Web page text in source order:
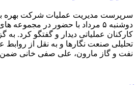
سرپرست مدیریت عملیات شرکت بهره
دوشنبه ۵ مرداد با حضور در
کارکنان عملیاتی دیدار و گفتگو کرد. به
تحلیلی صنعت نگارها و به نقل از
نفت و گاز مارون، علی صفی خانی ضمن